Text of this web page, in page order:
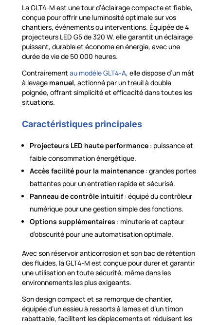
La GLT4-M est une tour d’éclairage compacte et fiable,
conçue pour offrir une luminosité optimale sur vos
chantiers, événements ou interventions. Équipée de 4
projecteurs LED G5 de 320 W, elle garantit un éclairage
puissant, durable et économe en énergie, avec une
durée de vie de 50 000 heures.
Contrairementau modèle GLT4-A, elle dispose d’un mât
à levage manuel, actionné par un treuil à double
poignée, offrant simplicité et efficacité dans toutes les
situations.
Caractéristiques principales
Projecteurs LED haute performance: puissance et
faible consommation énergétique.
Accès facilité pour la maintenance: grandes portes
battantes pour un entretien rapide et sécurisé.
Panneau de contrôle intuitif: équipé du contrôleur
numérique pour une gestion simple des fonctions.
Options supplémentaires : minuterie et capteur
d’obscurité pour une automatisation optimale.
Avec son réservoir anticorrosion et son bac de rétention
des fluides, la GLT4-M est conçue pour durer et garantir
une utilisation en toute sécurité, même dans les
environnements les plus exigeants.
Son design compact et sa remorque de chantier,
équipée d’un essieu à ressorts à lames et d’un timon
rabattable, facilitent les déplacements et réduisent les